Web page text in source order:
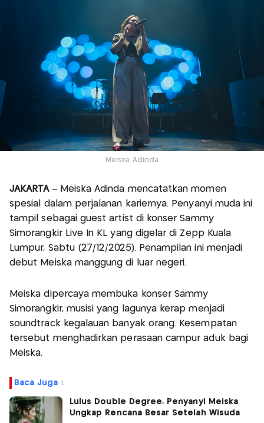
Meiska Adinda
JAKARTA– Meiska Adinda mencatatkan momen
spesial dalam perjalanan kariernya. Penyanyi muda ini
tampil sebagai guest artist di konser Sammy
Simorangkir Live In KL yang digelar di Zepp Kuala
Lumpur, Sabtu (27/12/2025). Penampilan ini menjadi
debut Meiska manggung di luar negeri.
Meiska dipercaya membuka konser Sammy
Simorangkir, musisi yang lagunya kerap menjadi
soundtrack kegalauan banyak orang. Kesempatan
tersebut menghadirkan perasaan campur aduk bagi
Meiska.
Baca Juga :
Lulus Double Degree, Penyanyi Meiska
Ungkap Rencana Besar Setelah Wisuda